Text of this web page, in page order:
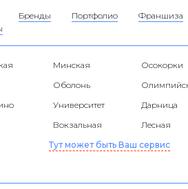
Бренды Портфолио Франшиза
Минская
Осокорки
Оболонь
Университет
Дарница
Вокзальная
Лесная
Тут может быть Ваш сервис